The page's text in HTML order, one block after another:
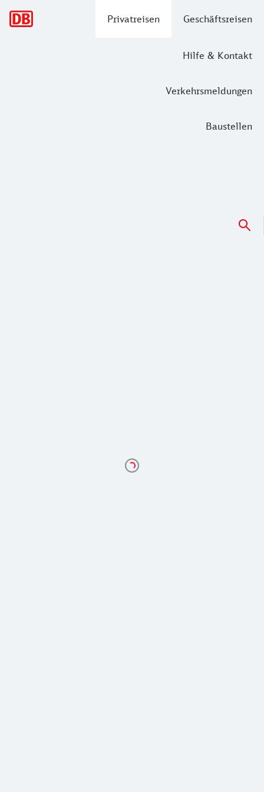
Privatreisen Geschäftsreisen
Hilfe & Kontakt
Verkehrsmeldungen
Baustellen